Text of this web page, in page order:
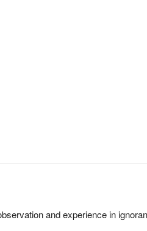
and experience in